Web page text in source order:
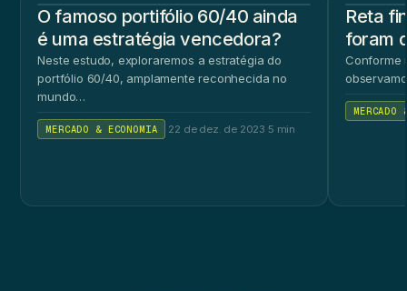
O famoso portifólio 60/40 ainda
é uma estratégia vencedora?
Neste estudo, exploraremos a estratégia do
portfólio 60/40, amplamente reconhecida no
mundo…
MERCADO & ECONOMIA 22 de dez. de 2023 5 min
Reta
foram
Conforme
MERCADO